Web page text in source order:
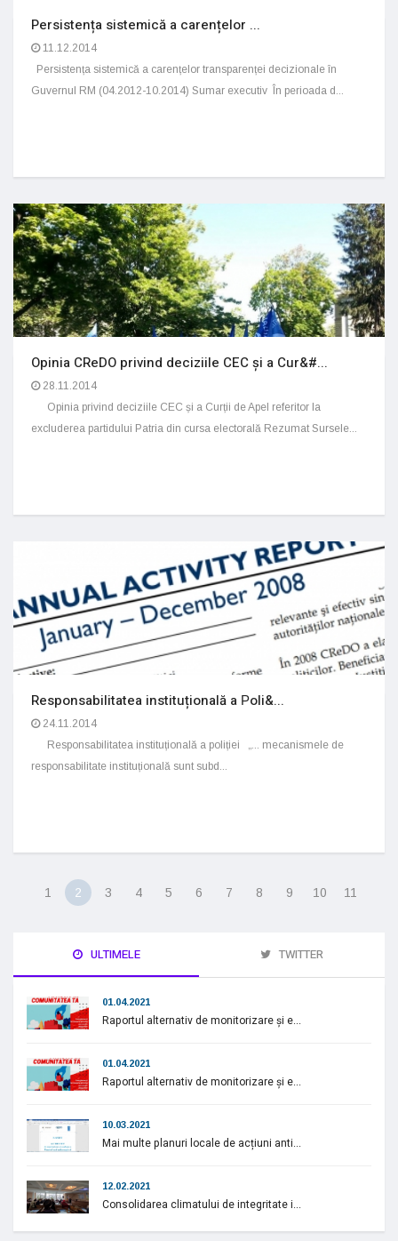
Persistența sistemică a carențelor ...
11.12.2014
Persistența sistemică a carențelor transparenței decizionale în
Guvernul RM (04.2012-10.2014) Sumar executiv În perioada d...
Opinia CReDO privind deciziile CEC și a Cur&#...
28.11.2014
Opinia privind deciziile CEC și a Curții de Apel referitor la
excluderea partidului Patria din cursa electorală Rezumat Sursele...
Responsabilitatea instituțională a Рoli&...
24.11.2014
Responsabilitatea instituțională a poliției „... mecanismele de
responsabilitate instituțională sunt subd...
1 2 3 4 5 6 7 8 9 10 11
ULTIMELE TWITTER
01.04.2021
Raportul alternativ de monitorizare și e...
01.04.2021
Raportul alternativ de monitorizare și e...
10.03.2021
Mai multe planuri locale de acțiuni anti...
12.02.2021
Consolidarea climatului de integritate i...